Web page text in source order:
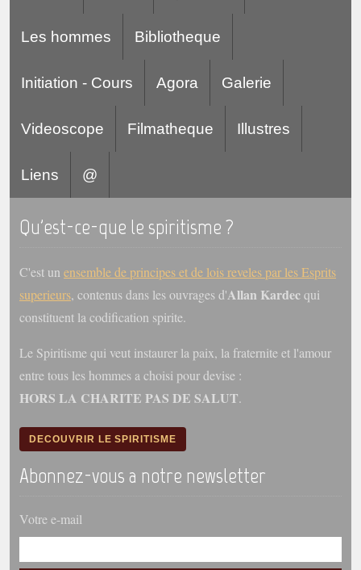
Bibliothèque spirite
Documents
Bulletins "Le Spiritisme"
Journal trimestriel
Newsletters
trimestrielles
Citations
Maximes
séance d'aide spirituelle
Powerpoints
Enseignement
Cours dispensés au Centre
Consultez les réponses
Les hommes Bibliotheque
Initiation - Cours Agora Galerie
Videoscope Filmatheque Illustres
Liens @
Qu'est-ce-que le spiritisme ?
C'est un ensemble de principes et de lois reveles par les Esprits
superieurs, contenus dans les ouvrages d'Allan Kardecqui
constituent la codification spirite.
Le Spiritisme qui veut instaurer la paix, la fraternite et l'amour
entre tous les hommes a choisi pour devise :
HORS LA CHARITE PAS DE SALUT.
DECOUVRIR LE SPIRITISME
Abonnez-vous a notre newsletter
Votre e-mail